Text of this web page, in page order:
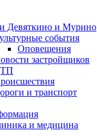
Девяткино и Мурино
события
Оповещения
застройщиков
и транспорт
и медицина